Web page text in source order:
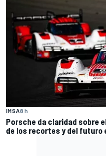
IMSA8 h
Porsche da claridad sobre
de los recortes y del futuro